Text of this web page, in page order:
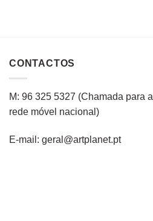
CONTACTOS
M: 96 325 5327 (Chamada para a
rede móvel nacional )
E-mail: geral@artplanet.pt